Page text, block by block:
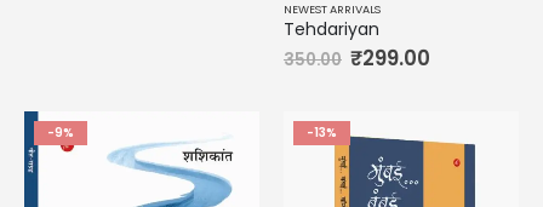
NEWEST ARRIVALS
Tehdariyan
350.00 ₹299.00
-9% -13%